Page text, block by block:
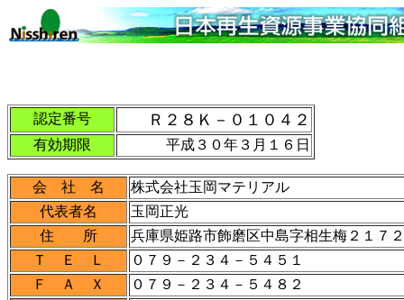
認定番号 Ｒ２８Ｋ－０１０４２
有効期限 平成３０年３月１６日
会 社 名
株式会社玉岡マテリアル
代表者名
玉岡正光
住 所
兵庫県姫路市飾磨区中島字相生梅２１７
Ｔ Ｅ Ｌ
０７９－２３４－５４５１
Ｆ Ａ Ｘ
０７９－２３４－５４８２